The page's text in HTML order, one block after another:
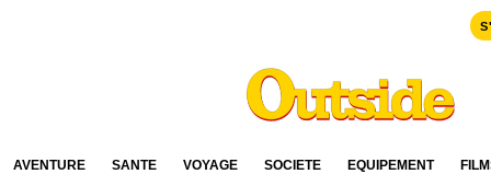
AVENTURE SANTÉ VOYAGE SOCIÉTÉ ÉQUIPEMENT